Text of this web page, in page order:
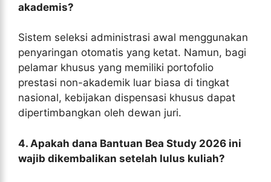
akademis?
Sistem seleksi administrasi awal menggunakan
penyaringan otomatis yang ketat. Namun, bagi
pelamar khusus yang memiliki portofolio
prestasi non-akademik luar biasa di tingkat
nasional, kebijakan dispensasi khusus dapat
dipertimbangkan oleh dewan juri.
4. Apakah dana Bantuan Bea Study 2026 ini
wajib dikembalikan setelah lulus kuliah?